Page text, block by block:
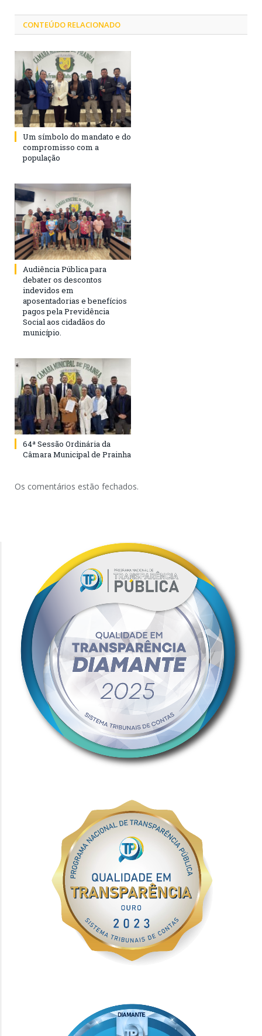
CONTEÚDO RELACIONADO
Um símbolo do mandato e do
compromisso com a
população
Audiência Pública para
debater os descontos
indevidos em
aposentadorias e benefícios
pagos pela Previdência
Social aos cidadãos do
município.
64ª Sessão Ordinária da
Câmara Municipal de Prainha
Os comentários estão fechados.